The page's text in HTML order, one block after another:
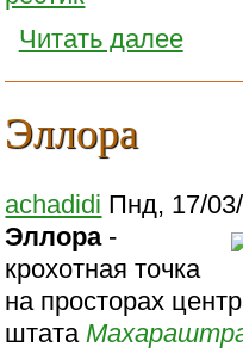
Читать далее
Эллора
achadidi Пнд, 17/
Эллора-
крохотная точка
на просторах
штата